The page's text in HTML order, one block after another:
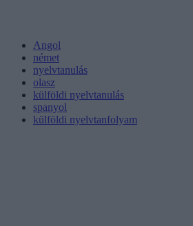
Angol
német
nyelvtanulás
olasz
külföldi nyelvtanulás
spanyol
külföldi nyelvtanfolyam